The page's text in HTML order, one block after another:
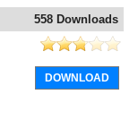
558 Downloads
DOWNLOAD